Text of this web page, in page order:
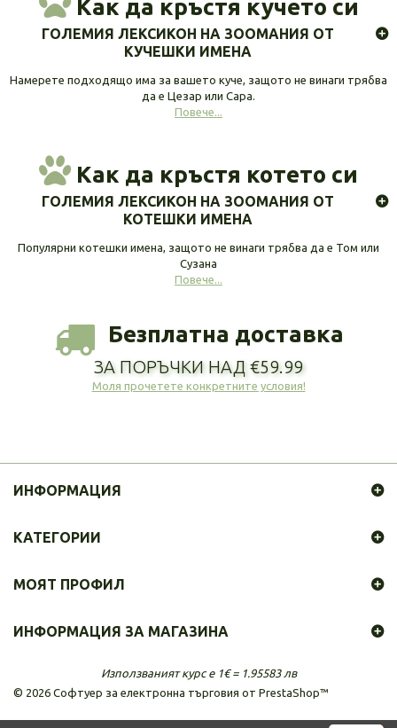
Как да кръстя кучето си
ГОЛЕМИЯ ЛЕКСИКОН НА ЗООМАНИЯ ОТ
КУЧЕШКИ ИМЕНА
Намерете подходящо има за вашето куче, защото не винаги трябва
да е Цезар или Сара.
Повече...
Как да кръстя котето си
ГОЛЕМИЯ ЛЕКСИКОН НА ЗООМАНИЯ ОТ
КОТЕШКИ ИМЕНА
Популярни котешки имена, защото не винаги трябва да е Том или
Сузана
Повече...
Безплатна доставка
ЗА ПОРЪЧКИ НАД €59.99
Моля прочетете конкретните условия!
ИНФОРМАЦИЯ
© 2026 Софтуер за електронна търговия от PrestaShop™
КАТЕГОРИИ
МОЯТ ПРОФИЛ
ИНФОРМАЦИЯ ЗА МАГАЗИНА
Използваният курс е 1€ = 1.95583 лв